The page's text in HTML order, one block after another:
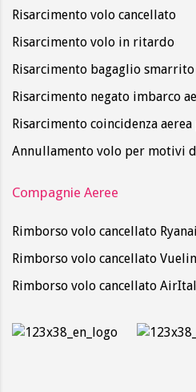
Risarcimento volo cancellato
Risarcimento volo in ritardo
Risarcimento bagaglio
Risarcimento negato imbarco
Risarcimento coincidenza aerea
Annullamento volo per motivi
Compagnie Aeree
Rimborso volo cancellato
Rimborso volo cancellato
Rimborso volo cancellato